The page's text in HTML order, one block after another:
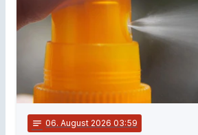
notes 06. August 2026 03:59